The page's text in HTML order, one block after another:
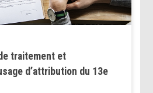
traitement et
d’attribution du 13e